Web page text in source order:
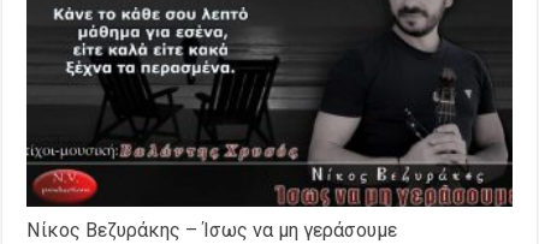
Νίκος Βεζυράκης – Ίσως να μη γεράσουμε